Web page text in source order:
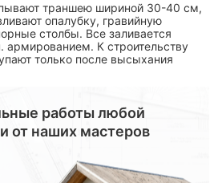
траншею шириной 30-40 см,
опалубку, гравийную
столбы. Все заливается
армированием. К строительству
только после высыхания
работы любой
от наших мастеров